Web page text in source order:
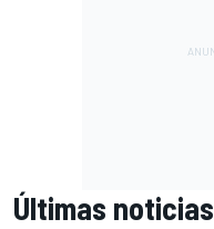
Últimas noticias